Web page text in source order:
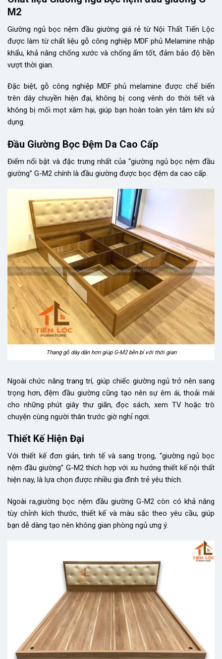
M2
Giường ngủ bọc nệm đầu giường giá rẻ từ Nội Thất Tiến Lộc
được làm từ chất liệu gỗ công nghiệp MDF phủ Melamine nhập
khẩu, khả năng chống xước và chống ẩm tốt, đảm bảo độ bền
vượt thời gian.
Đặc biệt, gỗ công nghiệp MDF phủ melamine được chế biến
trên dây chuyền hiện đại, không bị cong vênh do thời tiết và
không bị mối mọt xâm hại, giúp bạn hoàn toàn yên tâm khi sử
dụng.
Đầu Giường Bọc Đệm Da Cao Cấp
Điểm nổi bật và đặc trưng nhất của “giường ngủ bọc nệm đầu
giường” G-M2 chính là đầu giường được bọc đệm da cao cấp.
Thang gỗ dày dặn hơn giúp G-M2 bền bỉ với thời gian
Ngoài chức năng trang trí, giúp chiếc giường ngủ trở nên sang
trọng hơn, đệm đầu giường cũng tạo nên sự êm ái, thoải mái
cho những phút giây thư giãn, đọc sách, xem TV hoặc trò
chuyện cùng người thân trước giờ nghỉ ngơi.
Thiết Kế Hiện Đại
Với thiết kế đơn giản, tinh tế và sang trọng, “giường ngủ bọc
nệm đầu giường” G-M2 thích hợp với xu hướng thiết kế nội thất
hiện nay, là lựa chọn được nhiều gia đình trẻ yêu thích.
Ngoài ra,giường bọc nệm đầu giường G-M2 còn có khả năng
tùy chỉnh kích thước, thiết kế và màu sắc theo yêu cầu, giúp
bạn dễ dàng tạo nên không gian phòng ngủ ưng ý.